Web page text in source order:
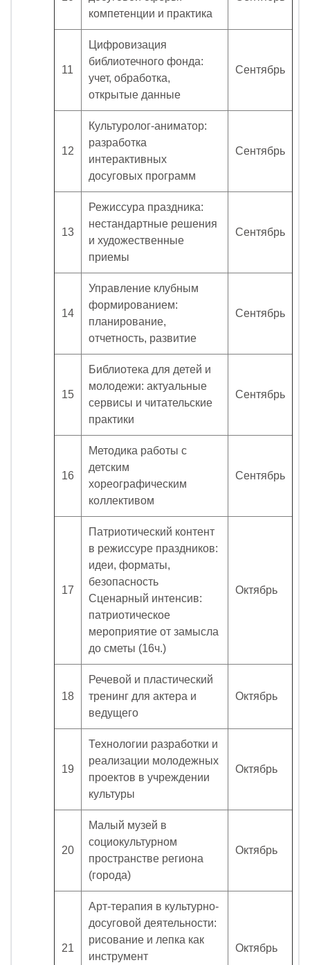
компетенции и практика
11
Цифровизация
библиотечного фонда:
учет, обработка,
открытые данные
Сентябрь
12
Культуролог-аниматор:
разработка
интерактивных
досуговых программ
Сентябрь
13
Режиссура праздника:
нестандартные решения
и художественные
приемы
Сентябрь
14
Управление клубным
формированием:
планирование,
отчетность, развитие
Сентябрь
15
Библиотека для детей и
молодежи: актуальные
сервисы и читательские
практики
Сентябрь
16
Методика работы с
детским
хореографическим
коллективом
Сентябрь
17
Патриотический контент
в режиссуре праздников:
идеи, форматы,
безопасность
Сценарный интенсив:
патриотическое
мероприятие от замысла
до сметы (16ч.)
Октябрь
18
Речевой и пластический
тренинг для актера и
ведущего
Октябрь
19
Технологии разработки и
реализации молодежных
проектов в учреждении
культуры
Октябрь
20
Малый музей в
социокультурном
пространстве региона
(города)
Октябрь
21
Арт-терапия в культурно-
досуговой деятельности:
рисование и лепка как
инструмент
Октябрь